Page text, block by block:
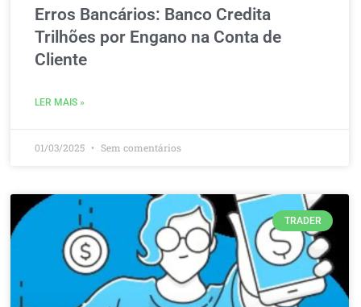
Erros Bancários: Banco Credita
Trilhões por Engano na Conta de
Cliente
LER MAIS »
01/03/2025 Sem comentários
TRADER